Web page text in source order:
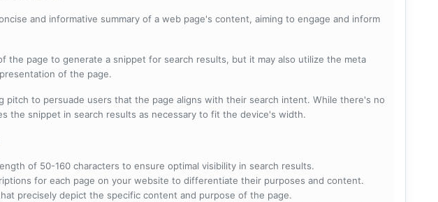
and informative summary of a web page's content, aiming to engage and inform
the page to generate a snippet for search results, but it may also utilize the meta
of the page.
pitch to persuade users that the page aligns with their search intent. While there's no
the snippet in search results as necessary to fit the device's width.
of 50-160 characters to ensure optimal visibility in search results.
for each page on your website to differentiate their purposes and content.
precisely depict the specific content and purpose of the page.